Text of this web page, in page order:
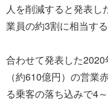
人を削減すると発表し
業員の約3割に相当する
合わせて発表した
（約610億円）の営業
る乗客の落ち込みで4